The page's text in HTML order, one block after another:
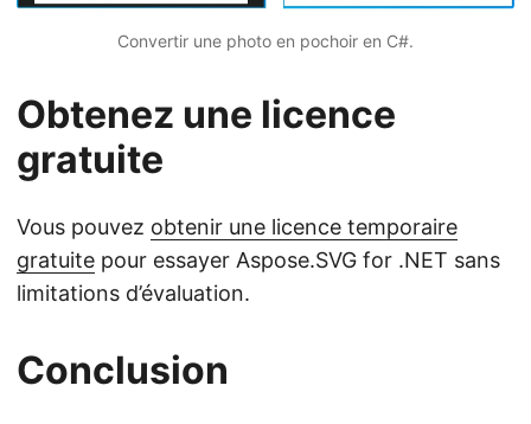
Convertir une photo en pochoir en C#.
Obtenez une licence
gratuite
Vous pouvez obtenir une licence temporaire
gratuite pour essayer Aspose.SVG for .NET sans
limitations d’évaluation.
Conclusion